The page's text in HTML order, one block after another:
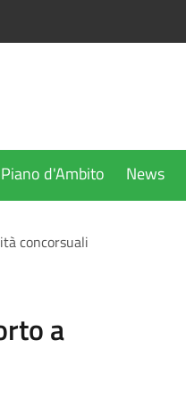
Piano d'Ambito News
concorsuali
a